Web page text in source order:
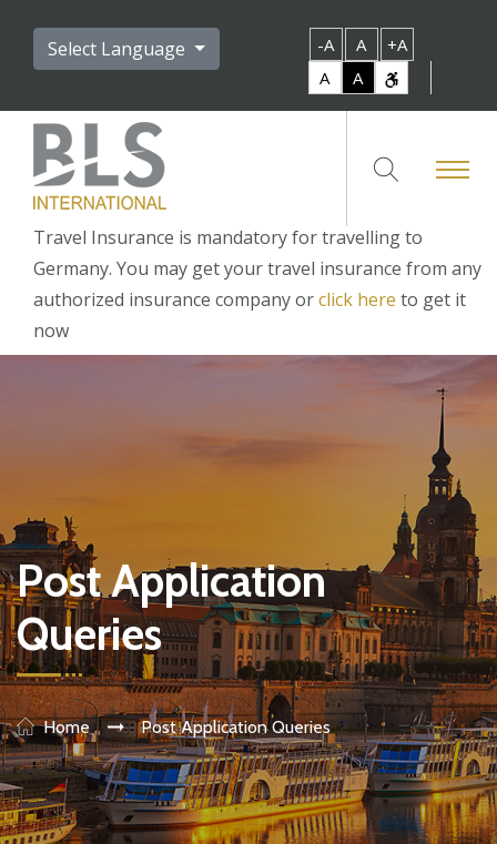
Select Language -A A
+A
A
A
Travel Insurance is mandatory for travelling to
Germany. You may get your travel insurance from any
authorized insurance company orclick here to get it
now
Post Application
Queries
Home Post Application Queries